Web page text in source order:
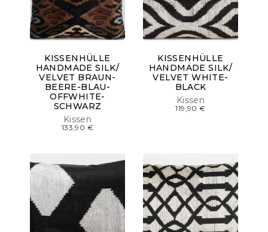
Kissen
KISSENHÜLLE
HANDMADE SILK/
VELVET BRAUN-
BEERE-BLAU-
OFFWHITE-
SCHWARZ
133,90 €
Kissen
KISSENHÜLLE
HANDMADE SILK/
VELVET WHITE-
BLACK
119,90€